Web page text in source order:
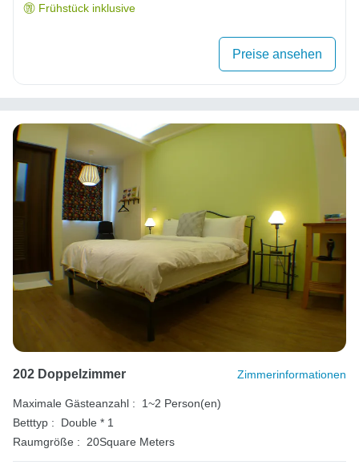
Frühstück inklusive
Preise ansehen
202 Doppelzimmer Zimmerinformationen
Maximale Gästeanzahl :
1~2 Person(en)
Betttyp :
Double * 1
Raumgröße :
20Square Meters